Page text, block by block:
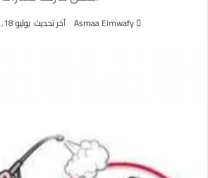
Asmaa Elmwafy آخر تحديث: يوليو 18, 2024